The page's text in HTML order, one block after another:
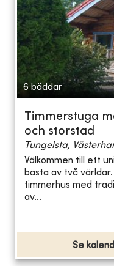
6 bäddar
Timmerstuga
och storstad
Tungelsta,
Välkommen till ett
bästa av två
timmerhus med
av...
Se